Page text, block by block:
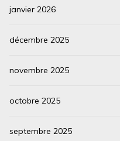
janvier 2026
décembre 2025
novembre 2025
octobre 2025
septembre 2025